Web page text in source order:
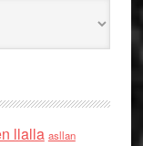
llalla asllan